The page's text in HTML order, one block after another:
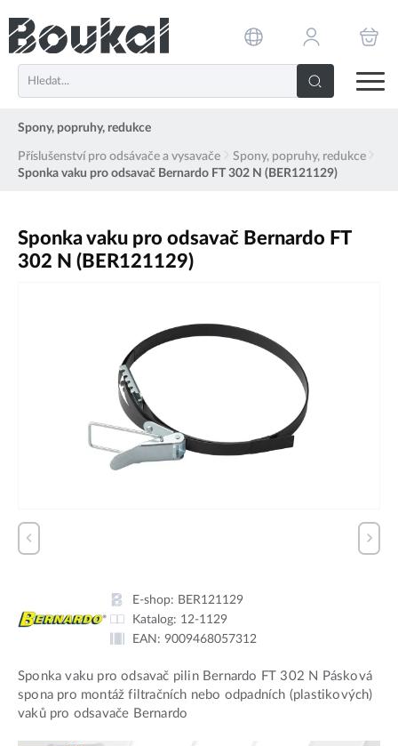
Spony, popruhy, redukce
Příslušenství pro odsávače a vysavače
Spony, popruhy, redukce
Sponka vaku pro odsavač Bernardo FT 302 N (BER121129)
Sponka vaku pro odsavač Bernardo FT
302 N (BER121129)
E-shop: BER121129
Katalog: 12-1129
EAN: 9009468057312
Sponka vaku pro odsavač pilin Bernardo FT 302 N Pásková
spona pro montáž filtračních nebo odpadních (plastikových)
vaků pro odsavače Bernardo